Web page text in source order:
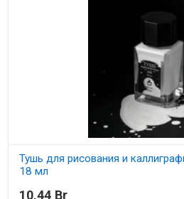
Тушь для рисования и
18 мл
10,44 Br